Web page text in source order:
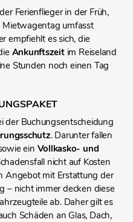
Ferienflieger in der Früh,
Mietwagentag umfasst
empfiehlt es sich, die
Ankunftszeit im Reiseland
Stunden noch einen Tag
der Buchungsentscheidung
. Darunter fallen
ein Vollkasko- und
nicht auf Kosten
Angebot mit Erstattung der
– nicht immer decken diese
ab. Daher gilt es
Schäden an Glas, Dach,